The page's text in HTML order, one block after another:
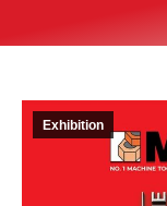
Exhibition